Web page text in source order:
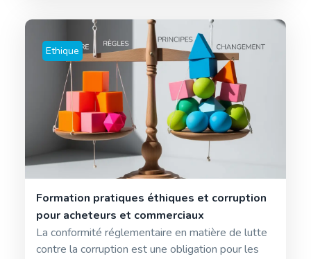
Ethique
Formation pratiques éthiques et corruption
pour acheteurs et commerciaux
La conformité réglementaire en matière de lutte
contre la corruption est une obligation pour les